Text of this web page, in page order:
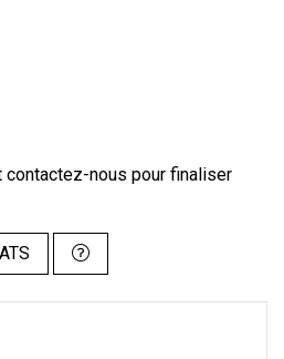
nous pour finaliser